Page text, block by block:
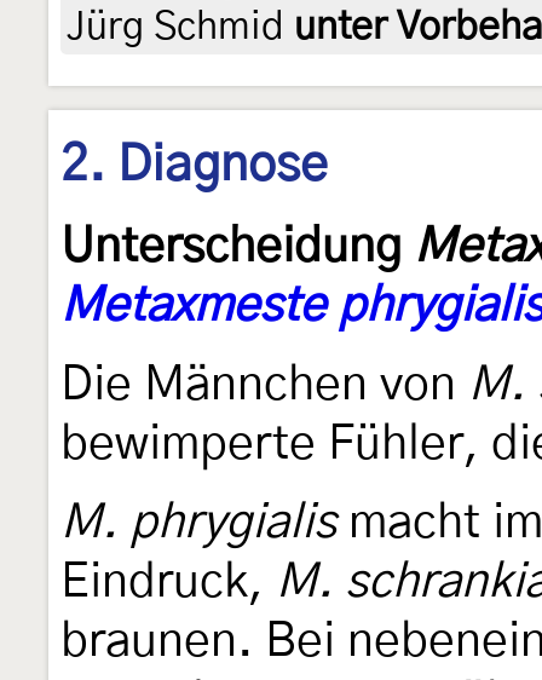
Jürg Schmid unter
2. Diagnose
Unterscheidung
Metaxmeste
Die Männchen von M.
bewimperte Fühler,
M. phrygialismacht
Eindruck, M.
braunen. Bei